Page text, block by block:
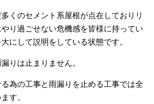
くのセメント系屋根が点在しておりリ
り過ごせない危機感を皆様に持ってい
にして説明をしている状態です。
りは止まりません。
為の工事と雨漏りを止める工事では全
す。